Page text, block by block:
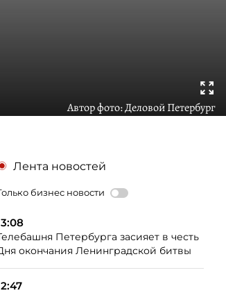
Автор фото:Деловой Петербург
Лента новостей
бизнес новости
Петербурга засияет в честь
окончания Ленинградской битвы